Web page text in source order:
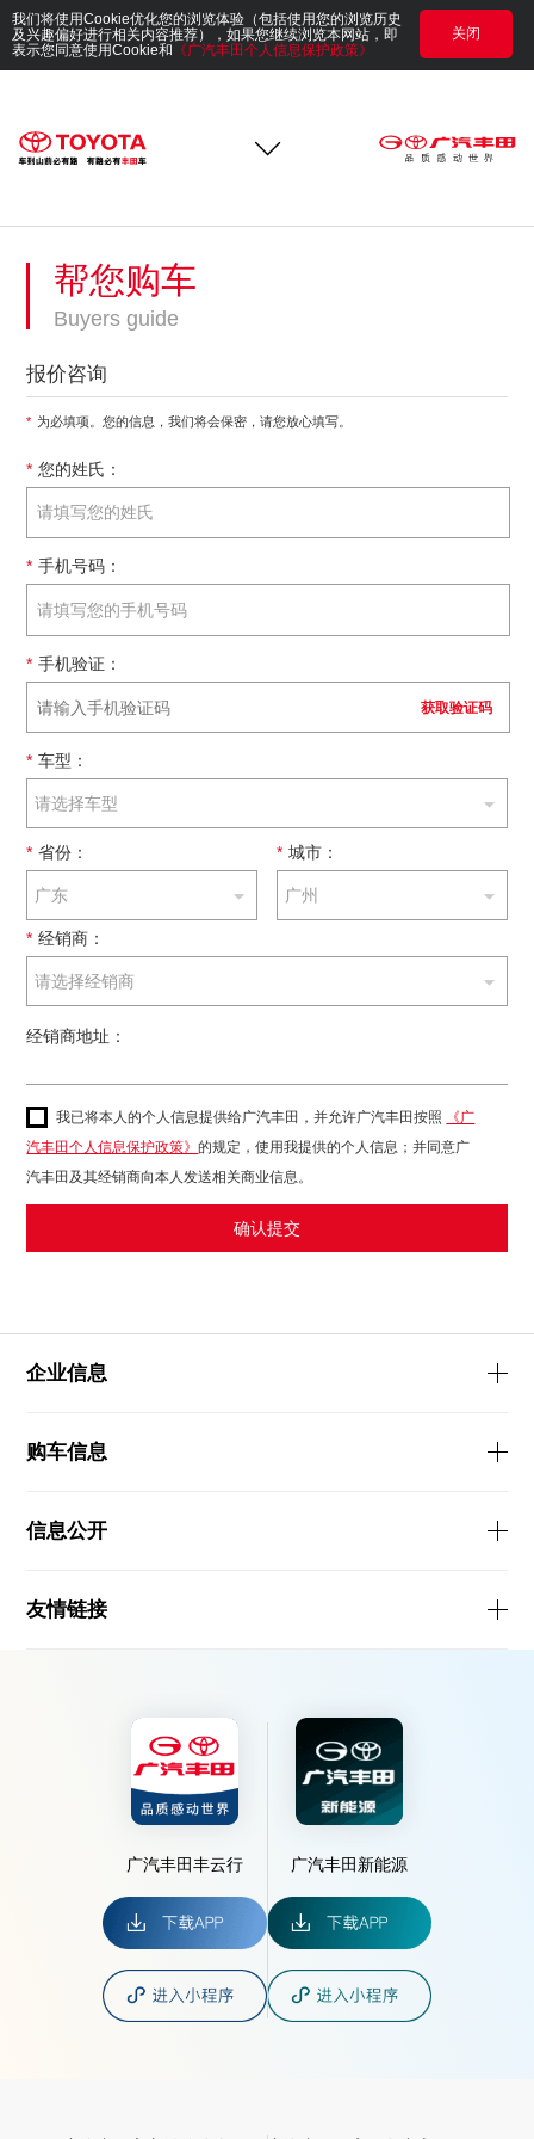
我们将使用Cookie优化您的浏览体验（包括使用您的浏览历史
及兴趣偏好进行相关内容推荐），如果您继续浏览本网站，即
表示您同意使用Cookie和 《广汽丰田个人信息保护政策》
关闭
帮您购车
Buyers guide
报价咨询
* 为必填项。您的信息，我们将会保密，请您放心填写。
* 您的姓氏：
* 手机号码：
* 车型：
请选择车型
* 手机验证：
获取验证码
* 省份：
广东
* 城市：
广州
* 经销商：
请选择经销商
经销商地址：
我已将本人的个人信息提供给广汽丰田，并允许广汽丰田按照
《广
汽丰田个人信息保护政策》的规定，使用我提供的个人信息；并同意广
汽丰田及其经销商向本人发送相关商业信息。
确认提交
企业信息
购车信息
信息公开
友情链接
广汽丰田丰云行 广汽丰田新能源
请完成安全验证